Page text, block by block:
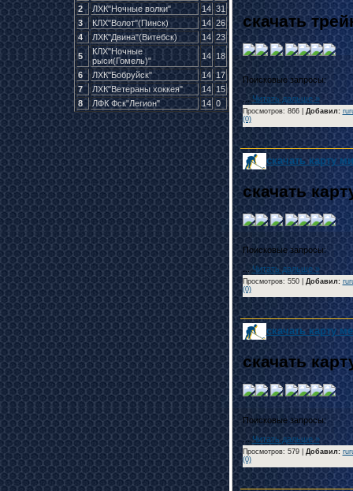
2
ЛХК"Ночные волки" 14 31
3
КЛХ"Волот"(Пинск) 14 26
4
ЛХК"Двина"(Витебск) 14 23
5
КЛХ"Ночные
рыси(Гомель)"
14
18
6
ЛХК"Бобруйск" 14
17
7
ЛХК"Ветераны хоккея" 14
15
8
ЛФК Фск"Легион" 14 0
скачать
Поисковые запросы:
... Читать дальше »
Просмотров: 866 | Добавил:
(0)
скачать карту
скачать
...Читать дальше »
Просмотров: 550 | Добавил:
(0)
скачать карту
скачать
Поисковые запросы:
...Читать дальше »
Просмотров: 579 | Добавил:
(0)